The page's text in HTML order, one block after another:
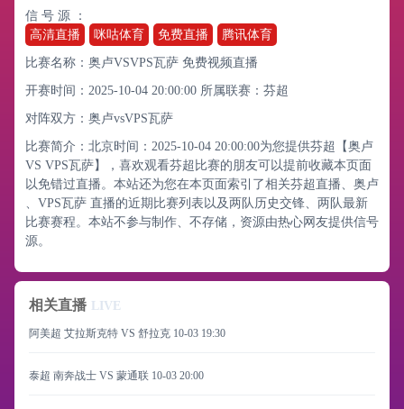
信 号 源 ：
高清直播
咪咕体育 免费直播 腾讯体育
比赛名称：奥卢VSVPS瓦萨 免费视频直播
开赛时间：2025-10-04 20:00:00 所属联赛： 芬超
对阵双方：奥卢vsVPS瓦萨
比赛简介：北京时间：2025-10-04 20:00:00为您提供芬超【奥卢
VS VPS瓦萨】，喜欢观看芬超比赛的朋友可以提前收藏本页面
以免错过直播。本站还为您在本页面索引了相关芬超直播、奥卢
、VPS瓦萨 直播的近期比赛列表以及两队历史交锋、两队最新
比赛赛程。本站不参与制作、不存储，资源由热心网友提供信号
源。
相关直播 LIVE
阿美超 艾拉斯克特 VS 舒拉克 10-03 19:30
泰超 南奔战士 VS 蒙通联 10-03 20:00